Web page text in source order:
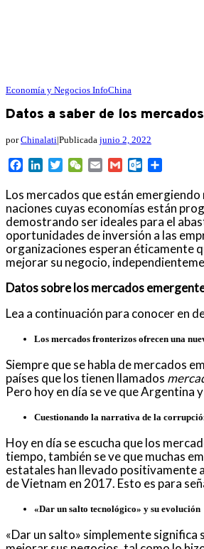
Economía y Negocios InfoChina
Datos a saber de los
porChinalati|Publicada junio 2, 2022
FacebookLinkedInTwitterWeChat
Email Gmail Outlook.com
Los mercados que están
naciones cuyas economías están
demostrando ser ideales para el
oportunidades de inversión a las
organizaciones esperan éticamente
mejorar su negocio,
Datos sobre los mercados
Lea a continuación para conocer en
Los mercados fronterizos ofrecen una
Siempre que se habla de mercados
países que los tienen llamados
Pero hoy en día se ve que Argentina
Cuestionando la narrativa de la
Hoy en día se escucha que los
tiempo, también se ve que muchas
estatales han llevado positivamente
de Vietnam en 2017. Esto es para
«Dar un salto tecnológico» y su evolución
«Dar un salto» simplemente significa